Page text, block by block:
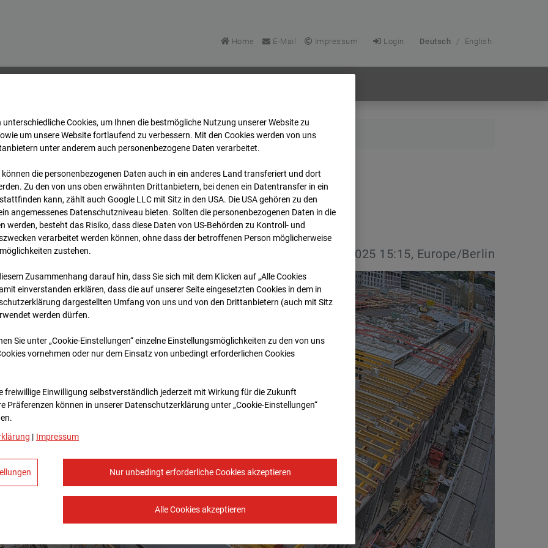
Home E-Mail Impressum Login Deutsch / English
-Cam4 Archiv 2025 04 13 15:15
-Cam4
13.04.2025 15:15, Europe/Berlin
unterschiedliche Cookies, um Ihnen die best­mögliche Nutzung unserer Website zu
um unsere Website fortlaufend zu verbessern. Mit den Cookies werden von uns
unter anderem auch personenbezogene Daten verarbeitet.
können die personenbezogenen Daten auch in ein anderes Land transferiert und dort
Zu den von uns oben erwähnten Drittanbietern, bei denen ein Datentransfer in ein
kann, zählt auch Google LLC mit Sitz in den USA. Die USA gehören zu den
angemessenes Datenschutzniveau bieten. Sollten die personenbezogenen Daten in die
werden, besteht das Risiko, dass diese Daten von US-Behörden zu Kontroll- und
verarbeitet werden können, ohne dass der betroffenen Person möglicherweise
zustehen.
Zusammenhang darauf hin, dass Sie sich mit dem Klicken auf „Alle Cookies
ein­ver­standen erklären, dass die auf unserer Seite eingesetzten Cookies in dem in
dargestellten Umfang von uns und von den Drittanbietern (auch mit Sitz
werden dürfen.
Sie unter „Cookie-Einstellungen“ einzelne Einstellungsmöglichkeiten zu den von uns
vornehmen oder nur dem Einsatz von unbedingt erforderlichen Cookies
freiwillige Einwilligung selbstverständlich jederzeit mit Wirkung für die Zukunft
Prä­fe­renzen können in unserer Datenschutzerklärung unter „Cookie-Einstellungen“
| Impressum
Nur unbedingt erforderliche Cookies akzeptieren
Alle Cookies akzeptieren